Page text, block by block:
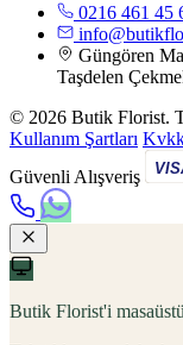
0216 461 45
Güngören
Taşdelen
© 2026 Butik Florist.
Kullanım Şartları
Güvenli Alışveriş
Butik Florist'i